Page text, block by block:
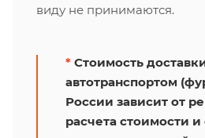
виду не принимаются.
* Стоимость
автотранспортом
России зависит от
расчета стоимости и